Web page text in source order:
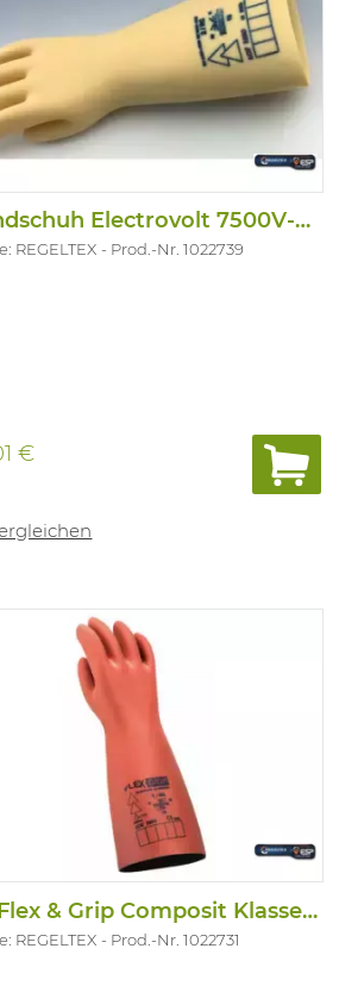
Handschuh Electrovolt 7500V-Klasse 1
REGELTEX Prod.-Nr. 1022739
€
HS Flex & Grip Composit Klasse 0, 1000V
REGELTEX Prod.-Nr. 1022731